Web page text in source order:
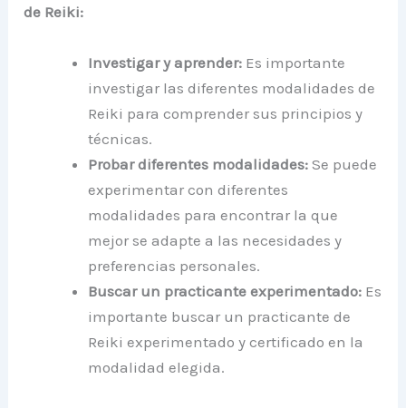
de Reiki:
Investigar y aprender: Es importante
investigar las diferentes modalidades de
Reiki para comprender sus principios y
técnicas.
Probar diferentes modalidades: Se puede
experimentar con diferentes
modalidades para encontrar la que
mejor se adapte a las necesidades y
preferencias personales.
Buscar un practicante experimentado: Es
importante buscar un practicante de
Reiki experimentado y certificado en la
modalidad elegida.